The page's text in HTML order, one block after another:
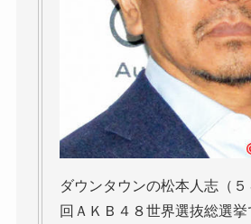
ダウンタウンの松本人志（５
回ＡＫＢ４８世界選抜総選